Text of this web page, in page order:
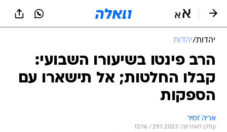
יהדות/יהדות
הרב פינטו בשיעורו השבועי:
קבלו החלטות; אל תישארו עם
הספקות
אריה זמיר
עודכן לאחרונה: 29.1.2023 / 12:16